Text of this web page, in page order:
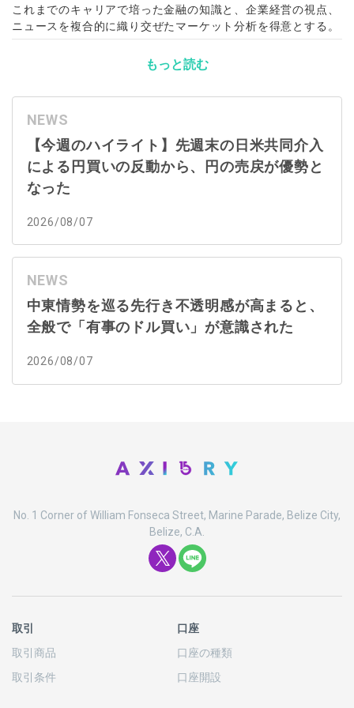
これまでのキャリアで培った金融の知識と、企業経営の視点、
ニュースを複合的に織り交ぜたマーケット分析を得意とする。
もっと読む
NEWS
【今週のハイライト】先週末の日米共同介入
による円買いの反動から、円の売戻が優勢と
なった
2026/08/07
NEWS
中東情勢を巡る先行き不透明感が高まると、
全般で「有事のドル買い」が意識された
2026/08/07
No. 1 Corner of William Fonseca Street, Marine Parade, Belize City,
Belize, C.A.
取引
取引商品
取引条件
口座
口座の種類
口座開設